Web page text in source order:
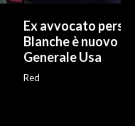
Ex avvocato
Blanche è nuovo
Generale Usa
Red